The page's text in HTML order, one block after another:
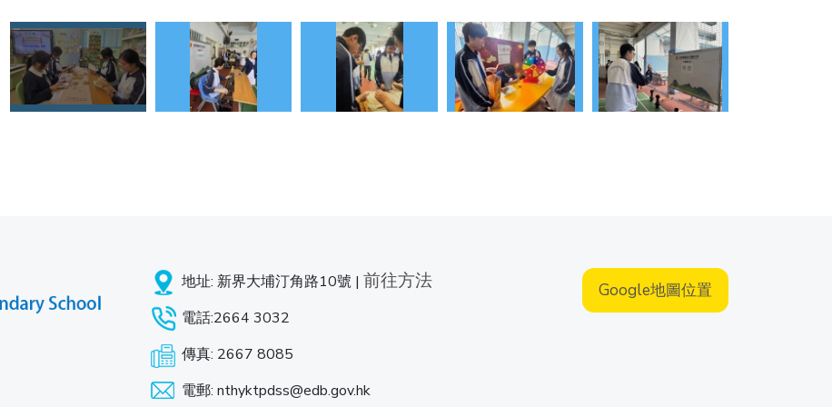
地址: 新界大埔汀角路10號 | 前往方法
電話:2664 3032
傳真: 2667 8085
電郵: nthyktpdss@edb.gov.hk
Google地圖位置